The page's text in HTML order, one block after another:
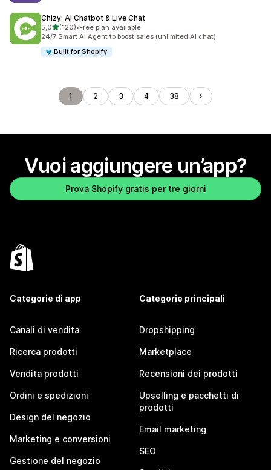
Chizy: AI Chatbot & Live Chat
5,0stelle su 5
(120)
120 recensioni totali
•Free plan available
24/7 Smart AI Agent to boost sales (unlimited AI chat)
Built for Shopify
1 2 3 4 38
Vuoi aggiungere un’app?
Prova Shopify gratis per tre giorni
Categorie di app
Canali di vendita
Ricerca prodotti
Vendita prodotti
Ordini e spedizioni
Design del negozio
Marketing e conversioni
Gestione del negozio
Categorie principali
Dropshipping
Marketplace
Recensioni dei prodotti
Upselling e pacchetti di
prodotti
Email marketing
SEO